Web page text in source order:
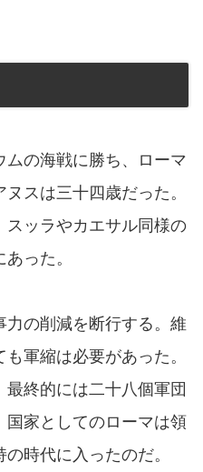
の海戦に勝ち、ローマ
スは三十四歳だった。
スッラやカエサル同様の
った。
の削減を断行する。維
軍縮は必要があった。
終的には二十八個軍団
国家としてのローマは領
時代に入ったのだ。